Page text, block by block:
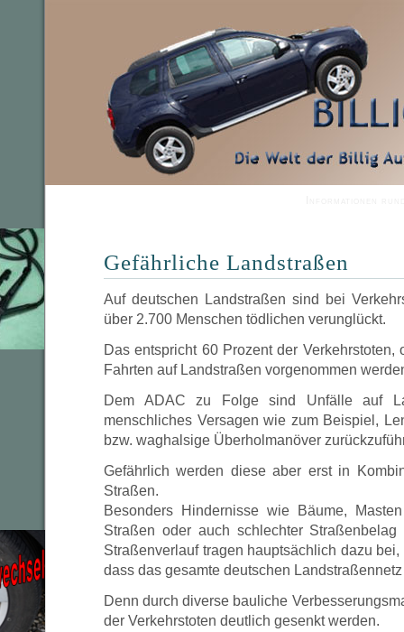
Gefährliche Landstraßen
Auf deutschen Landstraßen sind bei
über 2.700 Menschen tödlichen verunglückt.
Das entspricht 60 Prozent der
Fahrten auf Landstraßen vorgenommen
Dem ADAC zu Folge sind Unfälle auf
menschliches Versagen wie zum Beispiel,
bzw. waghalsige Überholmanöver
Gefährlich werden diese aber erst in
Straßen.
Besonders Hindernisse wie Bäume,
Straßen oder auch schlechter
Straßenverlauf tragen hauptsächlich dazu
dass das gesamte deutschen
Denn durch diverse bauliche
der Verkehrstoten deutlich gesenkt werden.